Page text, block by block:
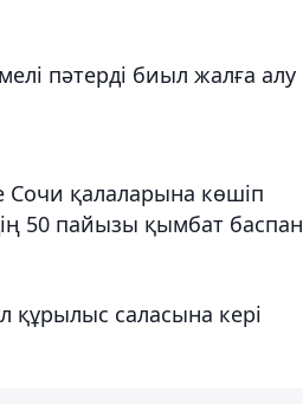
пәтерді биыл жалға алу
Сочи қалаларына көшіп
50 пайызы қымбат
құрылыс саласына кері